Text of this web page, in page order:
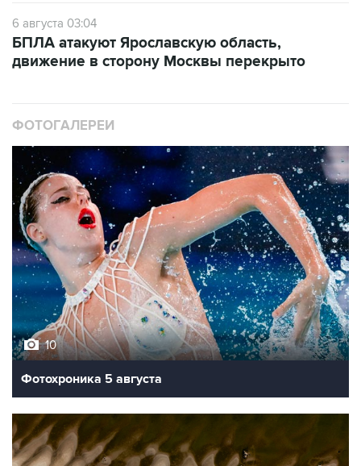
6 августа 03:04
БПЛА атакуют Ярославскую область,
движение в сторону Москвы перекрыто
ФОТОГАЛЕРЕИ
10
Фотохроника 5 августа